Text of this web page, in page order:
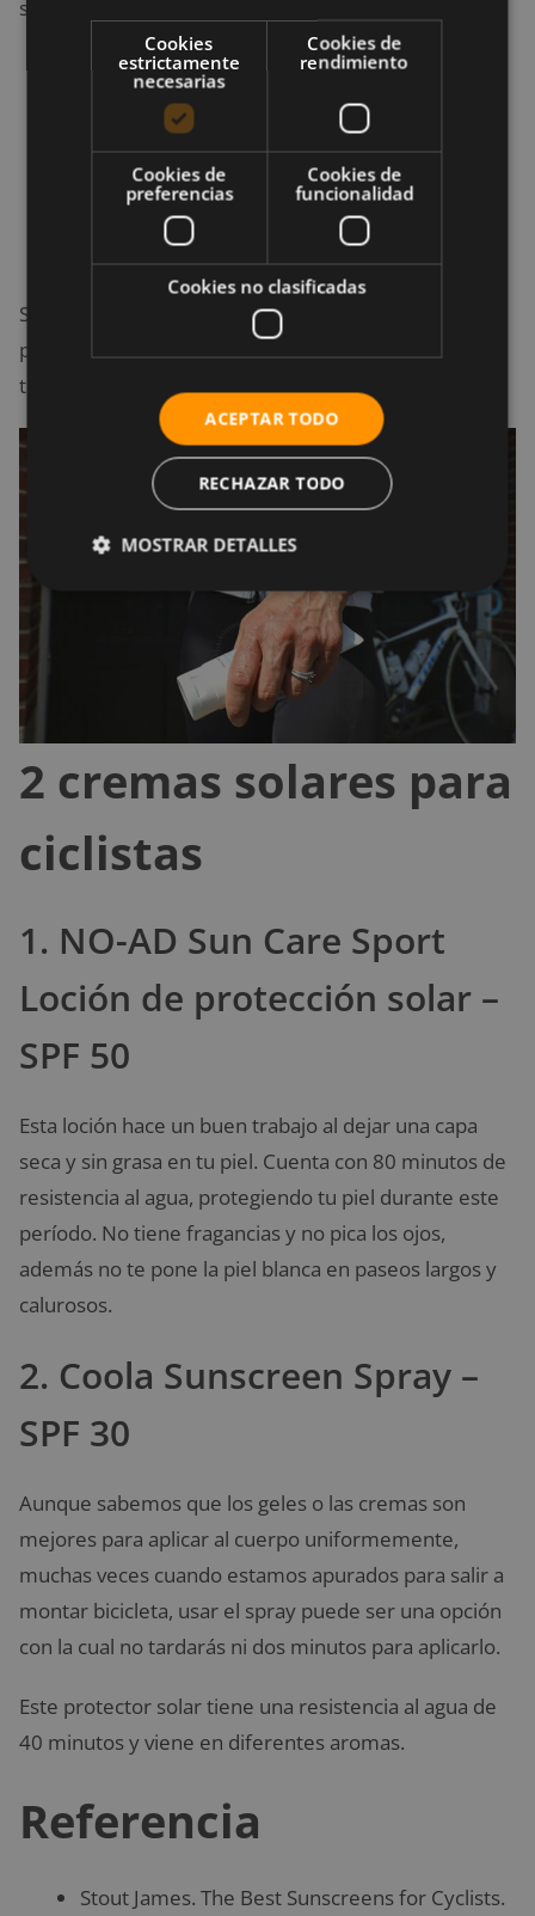
siguientes partes del cuerpo:
La espalda.
Los hombros.
Rostro, incluyendo tus orejas.
Los muslos y otras áreas que vayan a estar
expuestas a la luz solar durante un tiempo
prolongado.
Si sudas demasiado, es importante que apliques tu
protector solar una a dos veces, incluso antes del
tiempo de resistencia del producto en tu piel.
2 cremas solares para
ciclistas
1. NO-AD Sun Care Sport
Loción de protección solar –
SPF 50
Esta loción hace un buen trabajo al dejar una capa
seca y sin grasa en tu piel. Cuenta con 80 minutos de
resistencia al agua, protegiendo tu piel durante este
período. No tiene fragancias y no pica los ojos,
además no te pone la piel blanca en paseos largos y
calurosos.
2. Coola Sunscreen Spray –
SPF 30
Aunque sabemos que los geles o las cremas son
mejores para aplicar al cuerpo uniformemente,
muchas veces cuando estamos apurados para salir a
montar bicicleta, usar el spray puede ser una opción
con la cual no tardarás ni dos minutos para aplicarlo.
Este protector solar tiene una resistencia al agua de
40 minutos y viene en diferentes aromas.
Referencia
Stout James. The Best Sunscreens for Cyclists.
Cookies
estrictamente
necesarias
Cookies de
rendimiento
Cookies de
preferencias
Cookies de
funcionalidad
Cookies no clasificadas
ACEPTAR TODO
RECHAZAR TODO
MOSTRAR DETALLES